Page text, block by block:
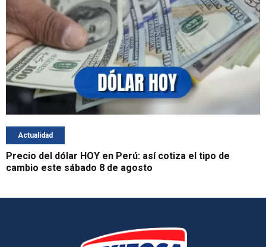
Actualidad
Precio del dólar HOY en Perú: así cotiza el tipo de
cambio este sábado 8 de agosto